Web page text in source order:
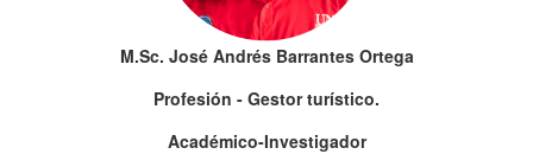
M.Sc. José Andrés Barrantes Ortega
Profesión - Gestor turístico.
Académico-Investigador